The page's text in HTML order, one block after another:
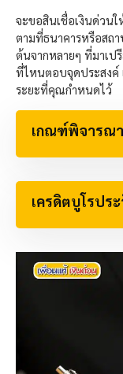
จะขอสินเชื่อเงินด่วน
ตามที่ธนาคารหรือสถ
ต้นจากหลายๆ ที่มาเ
ที่ไหนตอบจุดประสงค์
ระยะที่คุณกำหนดไว้
เกณฑ์พิจารณ
เครดิตบูโรปร